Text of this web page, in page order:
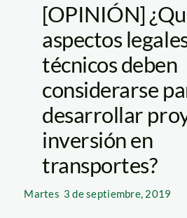
[OPINIÓN]
aspectos
técnicos deben
considerarse
desarrollar
inversión en
transportes?
Martes 3 de septiembre, 2019